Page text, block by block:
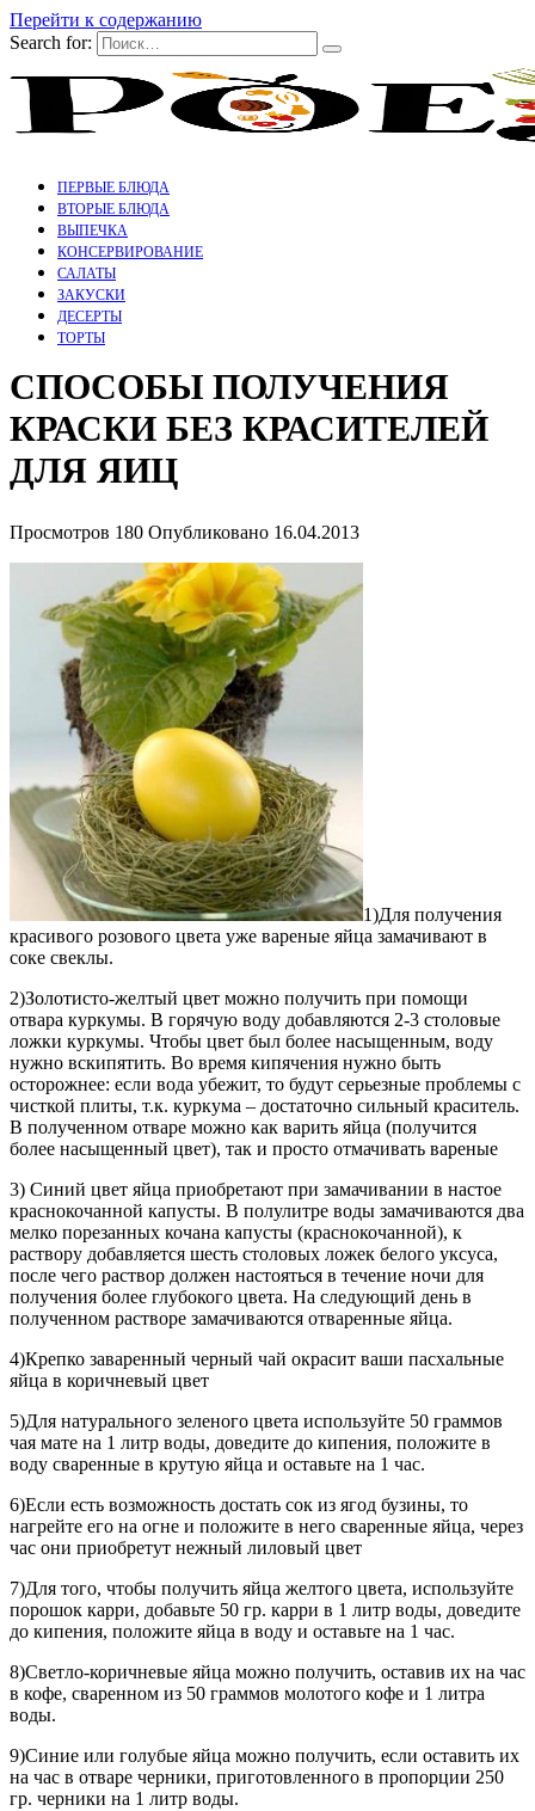
Перейти к содержанию
Search for:
ПЕРВЫЕ БЛЮДА
ВТОРЫЕ БЛЮДА
ВЫПЕЧКА
КОНСЕРВИРОВАНИЕ
САЛАТЫ
ЗАКУСКИ
ДЕСЕРТЫ
ТОРТЫ
СПОСОБЫ ПОЛУЧЕНИЯ
КРАСКИ БЕЗ КРАСИТЕЛЕЙ
ДЛЯ ЯИЦ
Просмотров 180 Опубликовано 16.04.2013
1)Для получения
красивого розового цвета уже вареные яйца замачивают в
соке свеклы.
2)Золотисто-желтый цвет можно получить при помощи
отвара куркумы. В горячую воду добавляются 2-3 столовые
ложки куркумы. Чтобы цвет был более насыщенным, воду
нужно вскипятить. Во время кипячения нужно быть
осторожнее: если вода убежит, то будут серьезные проблемы с
чисткой плиты, т.к. куркума – достаточно сильный краситель.
В полученном отваре можно как варить яйца (получится
более насыщенный цвет), так и просто отмачивать вареные
3) Синий цвет яйца приобретают при замачивании в настое
краснокочанной капусты. В полулитре воды замачиваются два
мелко порезанных кочана капусты (краснокочанной), к
раствору добавляется шесть столовых ложек белого уксуса,
после чего раствор должен настояться в течение ночи для
получения более глубокого цвета. На следующий день в
полученном растворе замачиваются отваренные яйца.
4)Крепко заваренный черный чай окрасит ваши пасхальные
яйца в коричневый цвет
5)Для натурального зеленого цвета используйте 50 граммов
чая мате на 1 литр воды, доведите до кипения, положите в
воду сваренные в крутую яйца и оставьте на 1 час.
6)Если есть возможность достать сок из ягод бузины, то
нагрейте его на огне и положите в него сваренные яйца, через
час они приобретут нежный лиловый цвет
7)Для того, чтобы получить яйца желтого цвета, используйте
порошок карри, добавьте 50 гр. карри в 1 литр воды, доведите
до кипения, положите яйца в воду и оставьте на 1 час.
8)Светло-коричневые яйца можно получить, оставив их на час
в кофе, сваренном из 50 граммов молотого кофе и 1 литра
воды.
9)Синие или голубые яйца можно получить, если оставить их
на час в отваре черники, приготовленного в пропорции 250
гр. черники на 1 литр воды.